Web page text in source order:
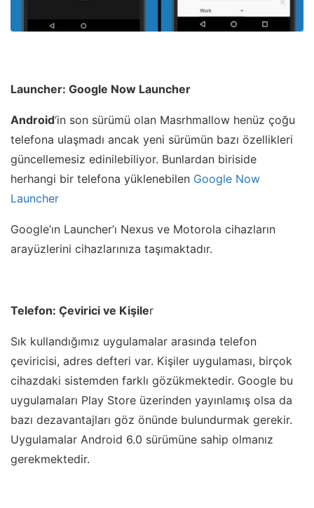
Launcher: Google Now Launcher
Android‘in son sürümü olan Masrhmallow henüz çoğu
telefona ulaşmadı ancak yeni sürümün bazı özellikleri
güncellemesiz edinilebiliyor. Bunlardan biriside
herhangi bir telefona yüklenebilen Google Now
Launcher
Google’ın Launcher’ı Nexus ve Motorola cihazların
arayüzlerini cihazlarınıza taşımaktadır.
Telefon: Çevirici ve Kişiler
Sık kullandığımız uygulamalar arasında telefon
çeviricisi, adres defteri var. Kişiler uygulaması, birçok
cihazdaki sistemden farklı gözükmektedir. Google bu
uygulamaları Play Store üzerinden yayınlamış olsa da
bazı dezavantajları göz önünde bulundurmak gerekir.
Uygulamalar Android 6.0 sürümüne sahip olmanız
gerekmektedir.